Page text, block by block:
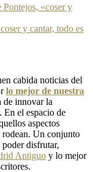
Pontejos, «coser y
y cantar, todo es
cabida noticias del
lo mejor de nuestra
de innovar la
En el espacio de
aspectos
rodean. Un conjunto
disfrutar,
Antiguo y lo mejor